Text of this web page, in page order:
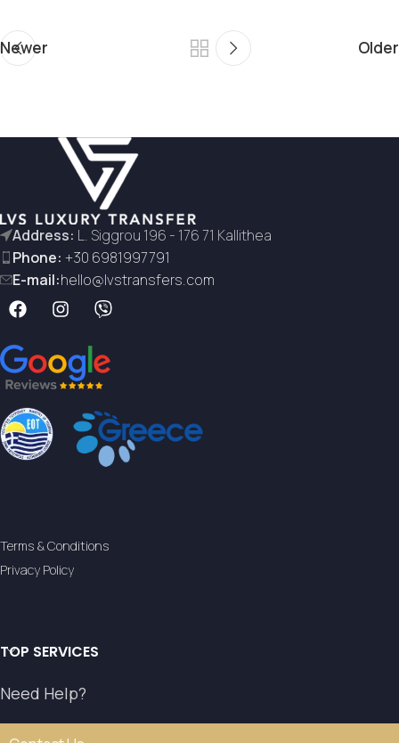
Newer Older
Address: L. Siggrou 196 - 176 71 Kallithea
Phone: +30 6981997791
E-mail:hello@lvstransfers.com
Terms & Conditions
Privacy Policy
TOP SERVICES
Need Help?